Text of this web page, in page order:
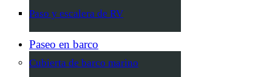
Paso y escalera de RV
Paseo en barco
Cubierta de barco marino